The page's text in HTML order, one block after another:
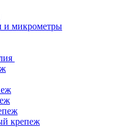
и микрометры
крепеж